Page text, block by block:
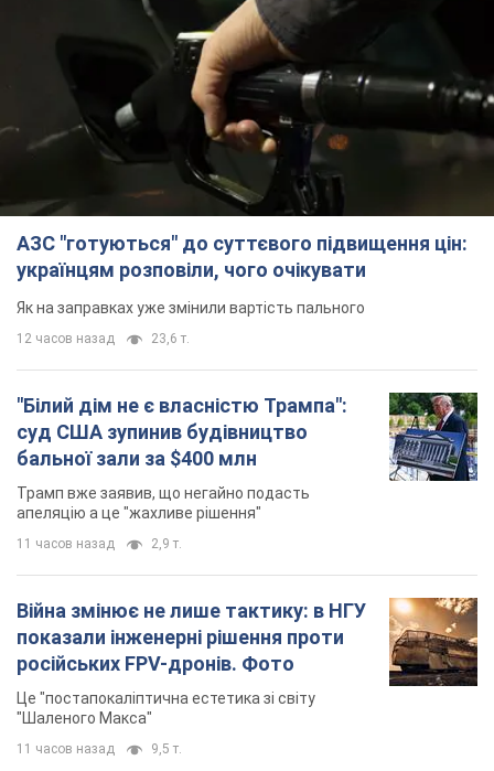
АЗС "готуються" до суттєвого підвищення цін:
українцям розповіли, чого очікувати
Як на заправках уже змінили вартість пального
12 часов назад 23,6 т.
"Білий дім не є власністю Трампа":
суд США зупинив будівництво
бальної зали за $400 млн
Трамп вже заявив, що негайно подасть
апеляцію а це "жахливе рішення"
11 часов назад 2,9 т.
Війна змінює не лише тактику: в НГУ
показали інженерні рішення проти
російських FPV-дронів. Фото
Це "постапокаліптична естетика зі світу
"Шаленого Макса"
11 часов назад 9,5 т.